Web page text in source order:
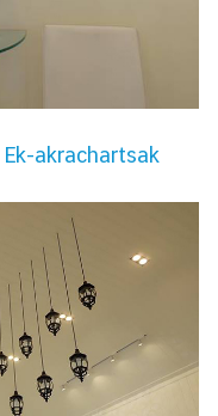
akrachartsak